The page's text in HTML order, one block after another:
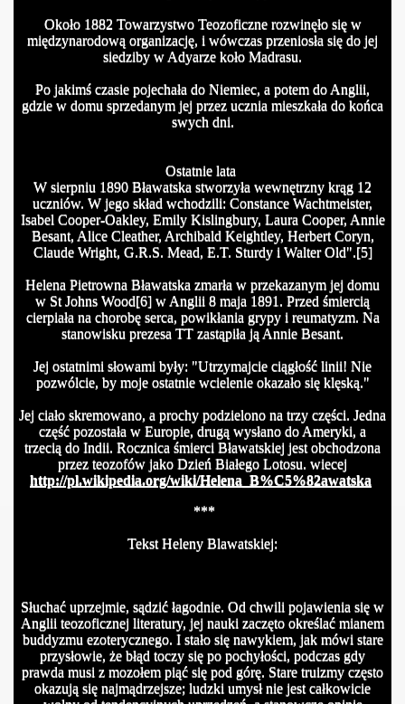
Około 1882 Towarzystwo Teozoficzne rozwinęło się w
międzynarodową organizację, i wówczas przeniosła się do jej
siedziby w Adyarze koło Madrasu.
Po jakimś czasie pojechała do Niemiec, a potem do Anglii,
gdzie w domu sprzedanym jej przez ucznia mieszkała do końca
swych dni.
Ostatnie lata
W sierpniu 1890 Bławatska stworzyła wewnętrzny krąg 12
uczniów. W jego skład wchodzili: Constance Wachtmeister,
Isabel Cooper-Oakley, Emily Kislingbury, Laura Cooper, Annie
Besant, Alice Cleather, Archibald Keightley, Herbert Coryn,
Claude Wright, G.R.S. Mead, E.T. Sturdy i Walter Old".[5]
Helena Pietrowna Bławatska zmarła w przekazanym jej domu
w St Johns Wood[6] w Anglii 8 maja 1891. Przed śmiercią
cierpiała na chorobę serca, powikłania grypy i reumatyzm. Na
stanowisku prezesa TT zastąpiła ją Annie Besant.
Jej ostatnimi słowami były: "Utrzymajcie ciągłość linii! Nie
pozwólcie, by moje ostatnie wcielenie okazało się klęską."
Jej ciało skremowano, a prochy podzielono na trzy części. Jedna
część pozostała w Europie, drugą wysłano do Ameryki, a
trzecią do Indii. Rocznica śmierci Bławatskiej jest obchodzona
przez teozofów jako Dzień Białego Lotosu. wiecej
http://pl.wikipedia.org/wiki/Helena_B%C5%82awatska
***
Tekst Heleny Blawatskiej:
Słuchać uprzejmie, sądzić łagodnie. Od chwili pojawienia się w
Anglii teozoficznej literatury, jej nauki zaczęto określać mianem
buddyzmu ezoterycznego. I stało się nawykiem, jak mówi stare
przysłowie, że błąd toczy się po pochyłości, podczas gdy
prawda musi z mozołem piąć się pod górę. Stare truizmy często
okazują się najmądrzejsze; ludzki umysł nie jest całkowicie